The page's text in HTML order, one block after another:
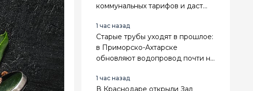
коммунальных тарифов и даст
1 час назад
Старые трубы уходят в прошлое:
в Приморско-Ахтарске
обновляют водопровод почти на
1 час назад
В Краснодаре открыли Зал